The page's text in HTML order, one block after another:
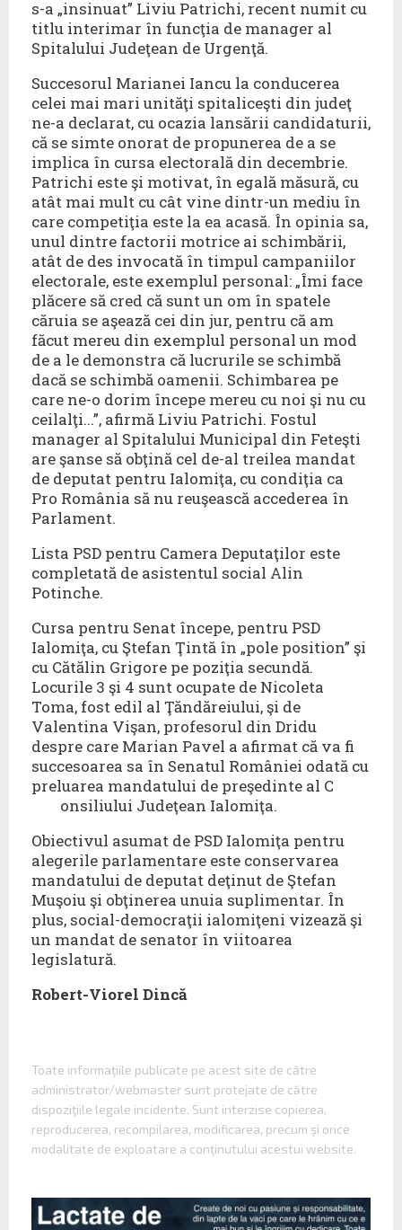
s-a „insinuat” Liviu Patrichi, recent numit cu
titlu interimar în funcţia de manager al
Spitalului Judeţean de Urgenţă.
Succesorul Marianei Iancu la conducerea
celei mai mari unităţi spitaliceşti din judeţ
ne-a declarat, cu ocazia lansării candidaturii,
că se simte onorat de propunerea de a se
implica în cursa electorală din decembrie.
Patrichi este şi motivat, în egală măsură, cu
atât mai mult cu cât vine dintr-un mediu în
care competiţia este la ea acasă. În opinia sa,
unul dintre factorii motrice ai schimbării,
atât de des invocată în timpul campaniilor
electorale, este exemplul personal: „Îmi face
plăcere să cred că sunt un om în spatele
căruia se aşează cei din jur, pentru că am
făcut mereu din exemplul personal un mod
de a le demonstra că lucrurile se schimbă
dacă se schimbă oamenii. Schimbarea pe
care ne-o dorim începe mereu cu noi şi nu cu
ceilalţi...”, afirmă Liviu Patrichi. Fostul
manager al Spitalului Municipal din Feteşti
are şanse să obţină cel de-al treilea mandat
de deputat pentru Ialomiţa, cu condiţia ca
Pro România să nu reuşească accederea în
Parlament.
Lista PSD pentru Camera Deputaţilor este
completată de asistentul social Alin
Potinche.
Cursa pentru Senat începe, pentru PSD
Ialomiţa, cu Ştefan Ţintă în „pole position” şi
cu Cătălin Grigore pe poziţia secundă.
Locurile 3 şi 4 sunt ocupate de Nicoleta
Toma, fost edil al Ţăndăreiului, şi de
Valentina Vişan, profesorul din Dridu
despre care Marian Pavel a afirmat că va fi
succesoarea sa în Senatul României odată cu
preluarea mandatului de preşedinte al C
onsiliului Judeţean Ialomiţa.
Obiectivul asumat de PSD Ialomiţa pentru
alegerile parlamentare este conservarea
mandatului de deputat deţinut de Ştefan
Muşoiu şi obţinerea unuia suplimentar. În
plus, social-democraţii ialomiţeni vizează şi
un mandat de senator în viitoarea
legislatură.
Robert-Viorel Dincă
Toate informaţiile publicate pe acest site de către
administrator/webmaster sunt protejate de către
dispoziţiile legale incidente. Sunt interzise copierea,
reproducerea, recompilarea, modificarea, precum şi orice
modalitate de exploatare a conţinutului acestui website.